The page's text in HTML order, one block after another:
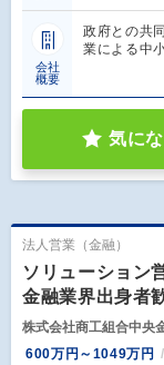
会社
概要
政府との共
業による中
気に
法人営業（金融）
ソリューション
金融業界出身者
株式会社商工組合中央
600万円～1049万円